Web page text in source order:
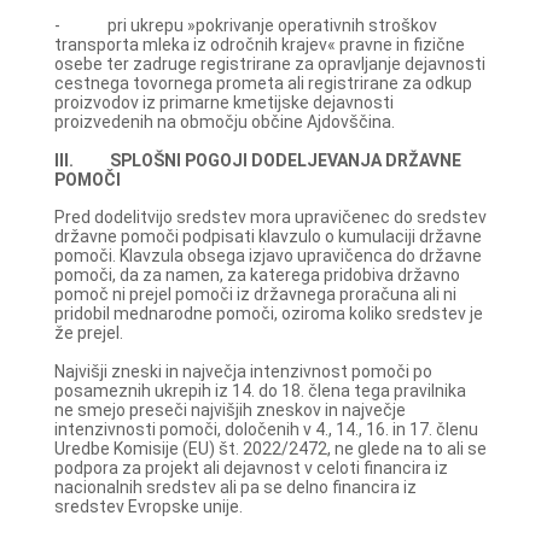
- pri ukrepu »pokrivanje operativnih stroškov
transporta mleka iz odročnih krajev« pravne in fizične
osebe ter zadruge registrirane za opravljanje dejavnosti
cestnega tovornega prometa ali registrirane za odkup
proizvodov iz primarne kmetijske dejavnosti
proizvedenih na območju občine Ajdovščina.
III. SPLOŠNI POGOJI DODELJEVANJA DRŽAVNE
POMOČI
Pred dodelitvijo sredstev mora upravičenec do sredstev
državne pomoči podpisati klavzulo o kumulaciji državne
pomoči. Klavzula obsega izjavo upravičenca do državne
pomoči, da za namen, za katerega pridobiva državno
pomoč ni prejel pomoči iz državnega proračuna ali ni
pridobil mednarodne pomoči, oziroma koliko sredstev je
že prejel.
Najvišji zneski in največja intenzivnost pomoči po
posameznih ukrepih iz 14. do 18. člena tega pravilnika
ne smejo preseči najvišjih zneskov in največje
intenzivnosti pomoči, določenih v 4., 14., 16. in 17. členu
Uredbe Komisije (EU) št. 2022/2472, ne glede na to ali se
podpora za projekt ali dejavnost v celoti financira iz
nacionalnih sredstev ali pa se delno financira iz
sredstev Evropske unije.